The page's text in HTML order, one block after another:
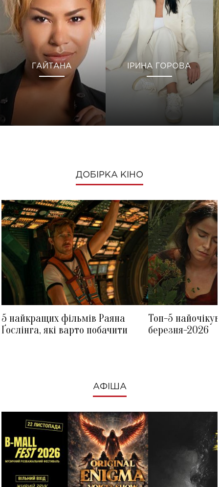
ГАЙТАНА ІРИНА ГОРОВА
ДОБІРКА КІНО
5 найкращих фільмів Раяна
Ґослінга, які варто побачити
Топ-5
березня-2026
АФІША